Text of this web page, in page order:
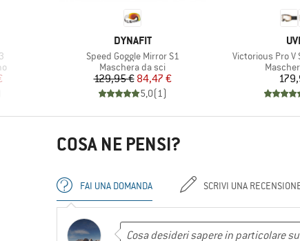
MARCHIO
DYNAFIT
Articolo
Speed Goggle Mirror S1
Gruppo di prodotti
Maschera da sci
Prezzo
129,95 €Prezzo ridotto
84,47 €
5,0(1)
Articolo
Victorious Pro V
Gruppo
COSA NE PENSI?
FAI UNA DOMANDA SCRIVI UNA